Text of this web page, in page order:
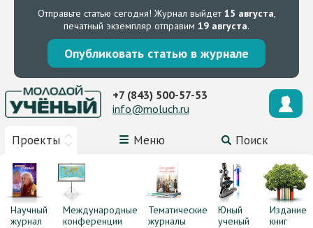
Отправьте статью сегодня! Журнал выйдет15 августа,
печатный экземпляр отправим 19 августа.
Опубликовать статью в журнале
Проекты Меню Поиск
+7 (843) 500-57-53
info@moluch.ru
Научный
журнал
Международные
конференции
Тематические
журналы
Юный
ученый
Издание
книг